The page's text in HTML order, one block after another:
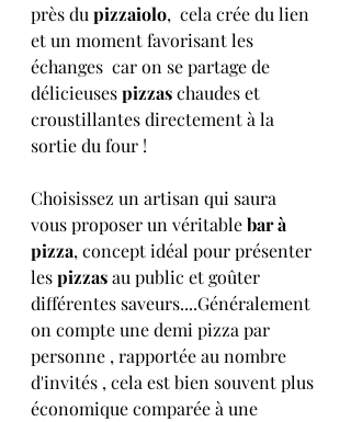
près du pizzaiolo,  cela crée du lien
et un moment favorisant les
échanges  car on se partage de
délicieuses pizzas chaudes et
croustillantes directement à la
sortie du four !
Choisissez un artisan qui saura
vous proposer un véritable bar à
pizza, concept idéal pour présenter
les pizzas au public et goûter
différentes saveurs....Généralement
on compte une demi pizza par
personne , rapportée au nombre
d'invités , cela est bien souvent plus
économique comparée à une